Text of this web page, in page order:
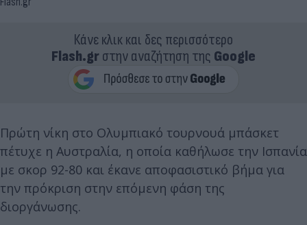
Κάνε κλικ και δες περισσότερο
Flash.grστην αναζήτηση της Google
Πρώτη νίκη στο Ολυμπιακό τουρνουά μπάσκετ
πέτυχε η Αυστραλία, η οποία καθήλωσε την Ισπανία
με σκορ 92-80 και έκανε αποφασιστικό βήμα για
την πρόκριση στην επόμενη φάση της
διοργάνωσης.